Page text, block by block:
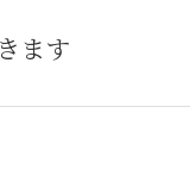
ます